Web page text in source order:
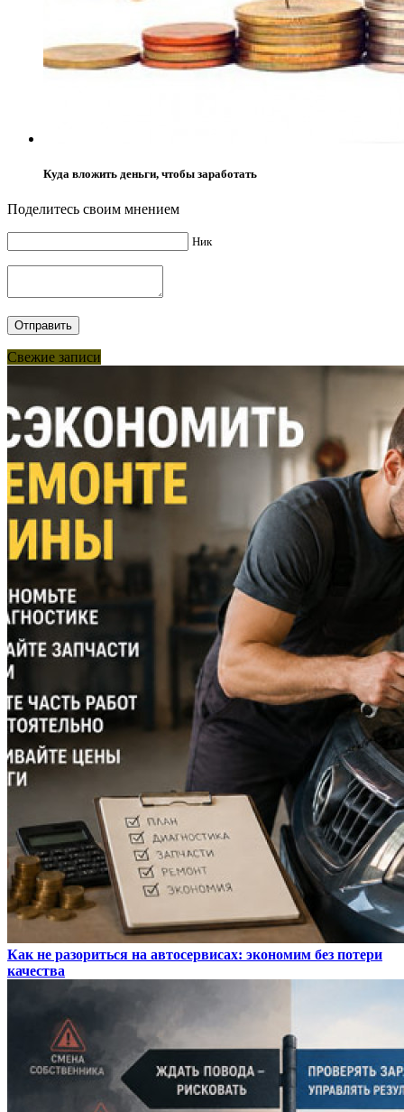
Куда вложить деньги, чтобы заработать
Поделитесь своим мнением
Ник
Свежие записи
Как не разориться на автосервисах: экономим без потери
качества